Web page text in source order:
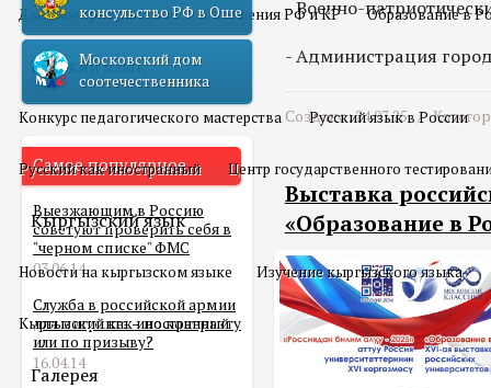
Двойное гражданство Отношения РФ и КР Образование в
Русский язык
Конкурс педагогического мастерства Русский язык в России
Русский как иностранный Центр государственного
Кыргызский язык
Новости на кыргызском языке Изучение кыргызского языка
Кыргызский как иностранный
Галерея
консульство РФ в Оше
Московский дом
соотечественника
Самое популярное
Выезжающим в Россию
советуют проверить себя в
"черном списке" ФМС
03.06.14
Служба в российской армии
для мигранта – по контракту
или по призыву?
16.04.14
- Военно-
- Администрация
Создано: 24.03.25 /
Выставка
«Образование в